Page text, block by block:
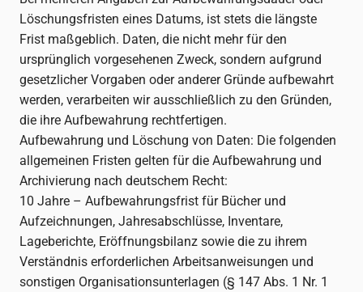
Löschungsfristen eines Datums, ist stets die längste
Frist maßgeblich. Daten, die nicht mehr für den
ursprünglich vorgesehenen Zweck, sondern aufgrund
gesetzlicher Vorgaben oder anderer Gründe aufbewahrt
werden, verarbeiten wir ausschließlich zu den Gründen,
die ihre Aufbewahrung rechtfertigen.
Aufbewahrung und Löschung von Daten: Die folgenden
allgemeinen Fristen gelten für die Aufbewahrung und
Archivierung nach deutschem Recht:
10 Jahre – Aufbewahrungsfrist für Bücher und
Aufzeichnungen, Jahresabschlüsse, Inventare,
Lageberichte, Eröffnungsbilanz sowie die zu ihrem
Verständnis erforderlichen Arbeitsanweisungen und
sonstigen Organisationsunterlagen (§ 147 Abs. 1 Nr. 1